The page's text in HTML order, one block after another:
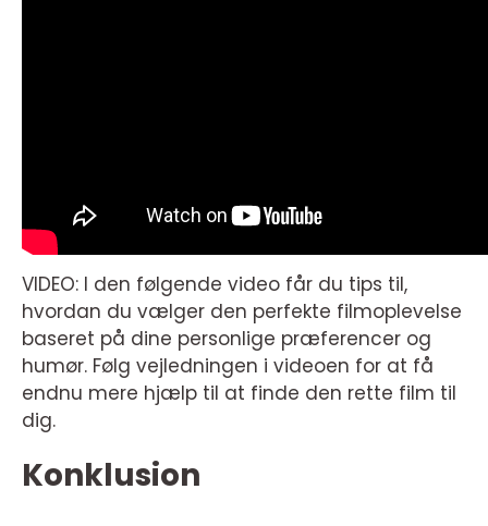
VIDEO: I den følgende video får du tips til,
hvordan du vælger den perfekte filmoplevelse
baseret på dine personlige præferencer og
humør. Følg vejledningen i videoen for at få
endnu mere hjælp til at finde den rette film til
dig.
Konklusion